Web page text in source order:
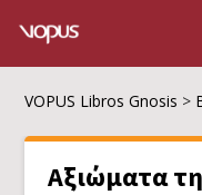
VOPUS Libros Gnosis >
Αξιώματα